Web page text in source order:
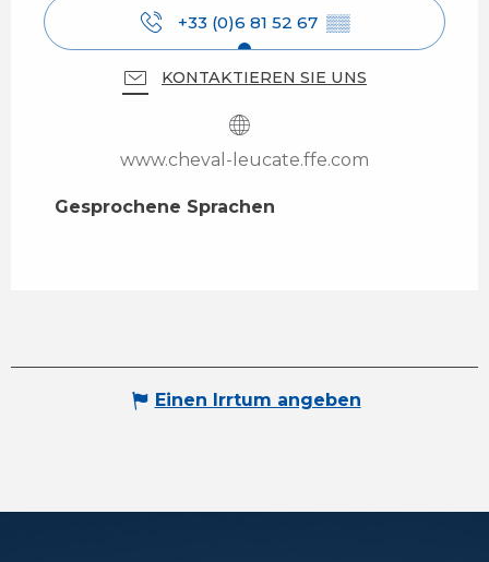
+33 (0)6 81 52 67 ▒▒
KONTAKTIEREN SIE UNS
www.cheval-leucate.ffe.com
Gesprochene Sprachen
Gesprochene Sprachen
Einen Irrtum angeben